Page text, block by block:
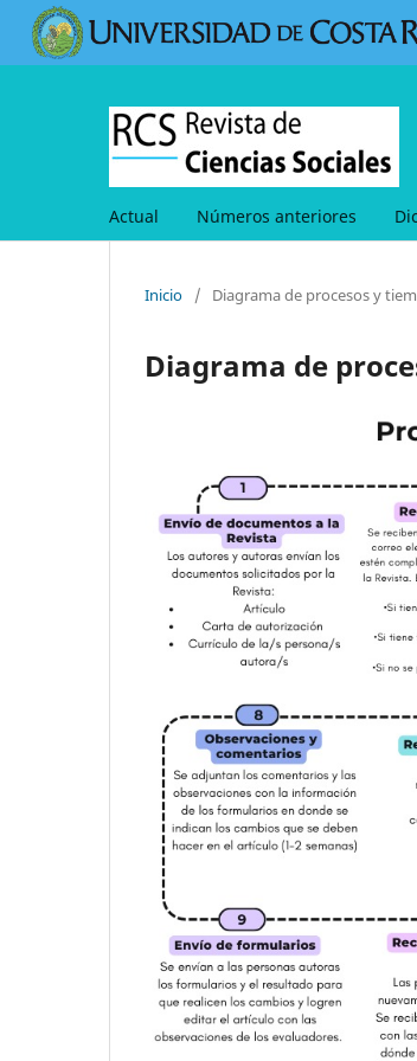
Actual Números anteriores
Inicio / Diagrama de procesos y
Diagrama de